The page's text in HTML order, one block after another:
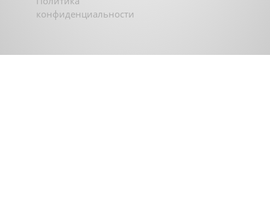
конфиденциальности